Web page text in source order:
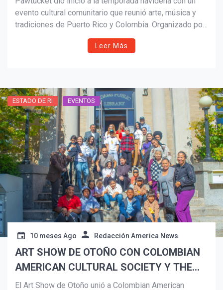
¡Suscríbete y Vive la
Experiencia!
Suscribír
evento cultural comunitario que reunió arte, música y
tradiciones de Puerto Rico y Colombia. Organizado por
la ciudad y Pawtucket Promotes, el encuentro destacó
el trabajo de organizaciones culturales locales y
Leer Más
ESTADO DE RI EVENTOS
10 meses Ago Redacción America News
ART SHOW DE OTOÑO CON COLOMBIAN
AMERICAN CULTURAL SOCIETY Y THE
NEW MILLENNIUM ART FACTORY
El Art Show de Otoño unió a Colombian American